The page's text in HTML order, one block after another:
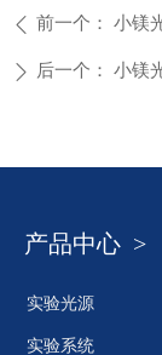
ꄴ 前一个： 小镁
ꄲ 后一个： 小镁
产品中心 >
实验光源
实验系统